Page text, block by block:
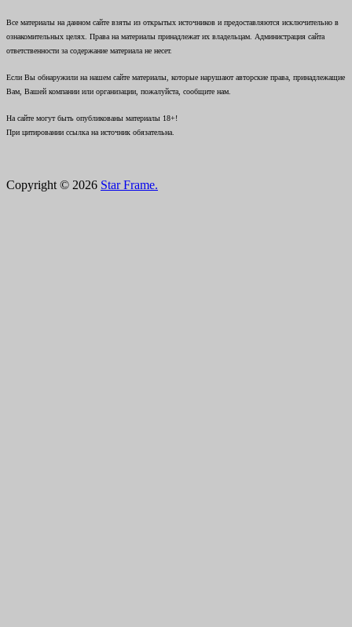
Все материалы на данном сайте взяты из открытых источников и предоставляются исключительно в
ознакомительных целях. Права на материалы принадлежат их владельцам. Администрация сайта
ответственности за содержание материала не несет.
Если Вы обнаружили на нашем сайте материалы, которые нарушают авторские права, принадлежащие
Вам, Вашей компании или организации, пожалуйста, сообщите нам.
На сайте могут быть опубликованы материалы 18+!
При цитировании ссылка на источник обязательна.
Copyright © 2026 Star Frame.